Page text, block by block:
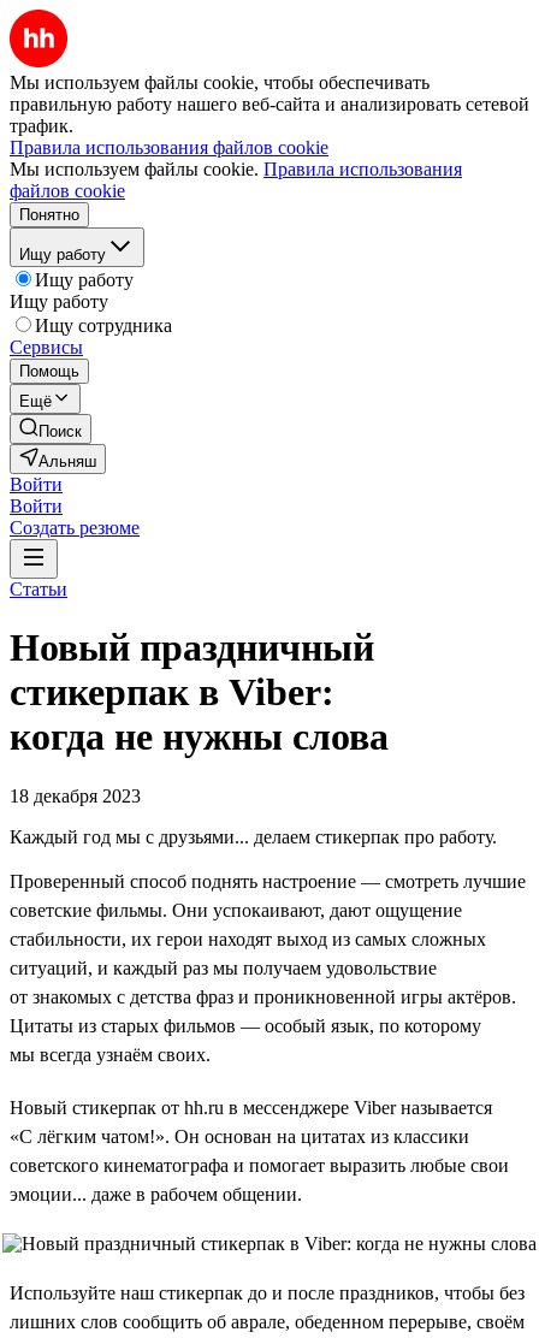
Мы используем файлы cookie, чтобы обеспечивать
правильную работу нашего веб-сайта и анализировать сетевой
трафик.
Правила использования файлов cookie
Мы используем файлы cookie. Правила использования
файлов cookie
Понятно
Ищу работу
Ищу работу
Ищу работу
Ищу сотрудника
Сервисы
Помощь
Ещё
Поиск
Альняш
Войти
Войти
Создать резюме
Статьи
Новый праздничный
стикерпак в Viber:
когда не нужны слова
18 декабря 2023
Каждый год мы с друзьями... делаем стикерпак про работу.
Проверенный способ поднять настроение — смотреть лучшие
советские фильмы. Они успокаивают, дают ощущение
стабильности, их герои находят выход из самых сложных
ситуаций, и каждый раз мы получаем удовольствие
от знакомых с детства фраз и проникновенной игры актёров.
Цитаты из старых фильмов — особый язык, по которому
мы всегда узнаём своих.
Новый стикерпак от hh.ru в мессенджере Viber называется
«С лёгким чатом!». Он основан на цитатах из классики
советского кинематографа и помогает выразить любые свои
эмоции... даже в рабочем общении.
Используйте наш стикерпак до и после праздников, чтобы без
лишних слов сообщить об аврале, обеденном перерыве, своём